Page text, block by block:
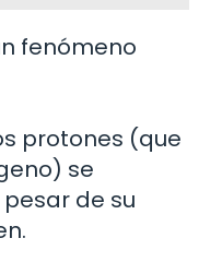
fenómeno
protones (que
se
de su